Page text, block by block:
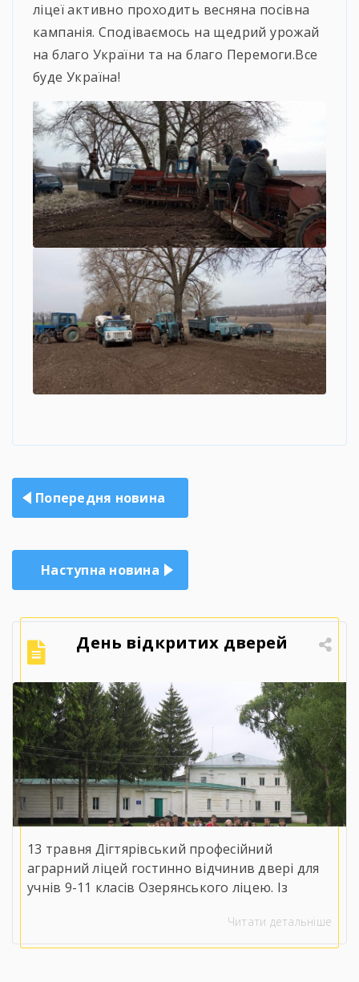
ліцеї активно проходить весняна посівна
кампанія. Сподіваємось на щедрий урожай
на благо України та на благо Перемоги.Все
буде Україна!
Навігація
записів
Попередня новина
Наступна новина
День відкритих дверей
13 травня Дігтярівський професійний
аграрний ліцей гостинно відчинив двері для
учнів 9-11 класів Озерянського ліцею. Із
звернувся заступник директора з навчально-
виробничої роботи Сергій Коломієць, який
Читати детальніше